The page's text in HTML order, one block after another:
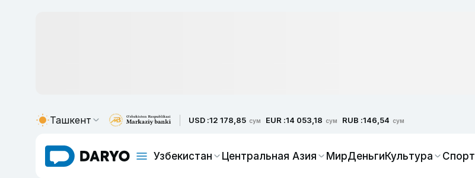
Ташкент USD :12 178,85 сум EUR :14 053,18 сум RUB :146,54 сум
Узбекистан Центральная Азия МирДеньгиКультура Спорт